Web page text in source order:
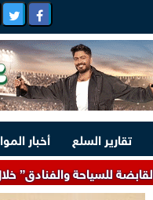
تقارير السلع
أخبار